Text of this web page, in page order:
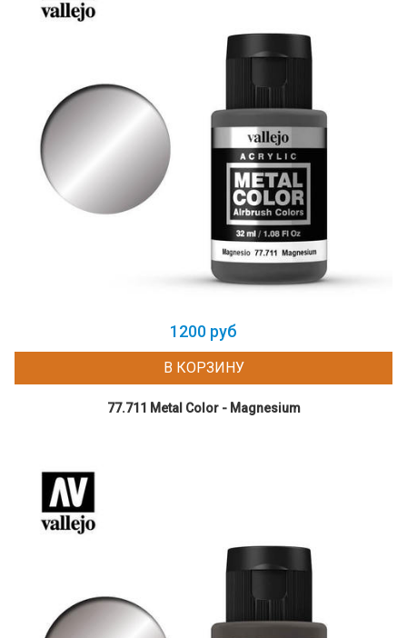
1200 руб
В КОРЗИНУ
77.711 Metal Color - Magnesium